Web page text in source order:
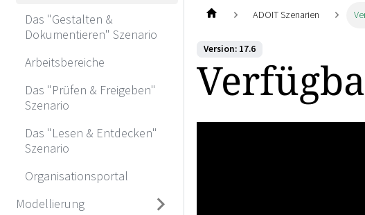
Das "Gestalten &
Dokumentieren" Szenario
Arbeitsbereiche
Das "Prüfen & Freigeben"
Szenario
Das "Lesen & Entdecken"
Szenario
Organisationsportal
Modellierung
ADOIT Szenarien
Version: 17.6